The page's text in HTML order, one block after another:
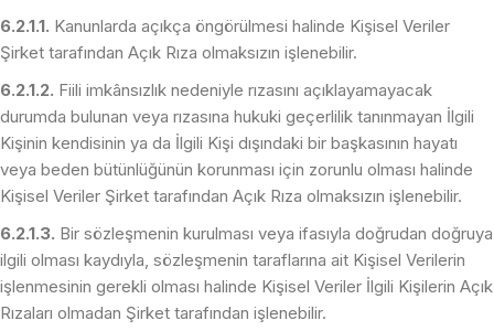
6.2.1.1. Kanunlarda açıkça öngörülmesi halinde Kişisel Veriler
Şirket tarafından Açık Rıza olmaksızın işlenebilir.
6.2.1.2. Fiili imkânsızlık nedeniyle rızasını açıklayamayacak
durumda bulunan veya rızasına hukuki geçerlilik tanınmayan İlgili
Kişinin kendisinin ya da İlgili Kişi dışındaki bir başkasının hayatı
veya beden bütünlüğünün korunması için zorunlu olması halinde
Kişisel Veriler Şirket tarafından Açık Rıza olmaksızın işlenebilir.
6.2.1.3. Bir sözleşmenin kurulması veya ifasıyla doğrudan doğruya
ilgili olması kaydıyla, sözleşmenin taraflarına ait Kişisel Verilerin
işlenmesinin gerekli olması halinde Kişisel Veriler İlgili Kişilerin Açık
Rızaları olmadan Şirket tarafından işlenebilir.